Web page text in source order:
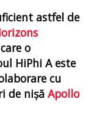
astfel de
o
HiPhi A este
cu
de nișă Apollo